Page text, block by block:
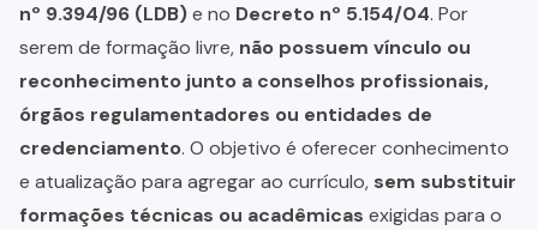
nº 9.394/96 (LDB)e no Decreto nº 5.154/04. Por
serem de formação livre, não possuem vínculo ou
reconhecimento junto a conselhos profissionais,
órgãos regulamentadores ou entidades de
credenciamento. O objetivo é oferecer conhecimento
e atualização para agregar ao currículo, sem substituir
formações técnicas ou acadêmicas exigidas para o